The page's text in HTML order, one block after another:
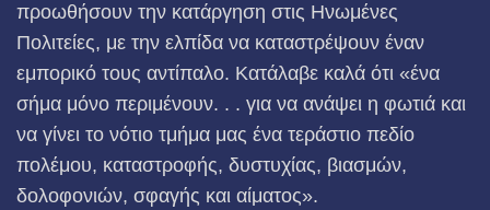
προωθήσουν την κατάργηση στις Ηνωμένες
Πολιτείες, με την ελπίδα να καταστρέψουν έναν
εμπορικό τους αντίπαλο. Κατάλαβε καλά ότι «ένα
σήμα μόνο περιμένουν. . . για να ανάψει η φωτιά και
να γίνει το νότιο τμήμα μας ένα τεράστιο πεδίο
πολέμου, καταστροφής, δυστυχίας, βιασμών,
δολοφονιών, σφαγής και αίματος».